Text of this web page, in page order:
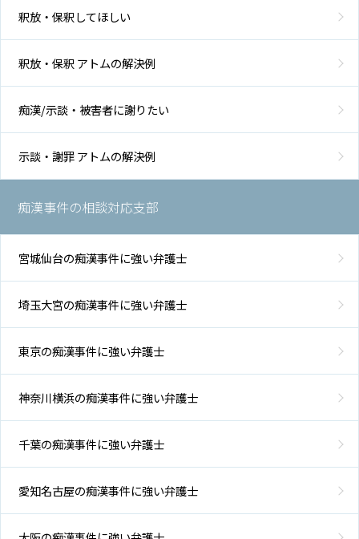
釈放・保釈してほしい
釈放・保釈 アトムの解決例
痴漢/示談・被害者に謝りたい
示談・謝罪 アトムの解決例
痴漢事件の相談対応支部
宮城仙台の痴漢事件に強い弁護士
埼玉大宮の痴漢事件に強い弁護士
東京の痴漢事件に強い弁護士
神奈川横浜の痴漢事件に強い弁護士
千葉の痴漢事件に強い弁護士
愛知名古屋の痴漢事件に強い弁護士